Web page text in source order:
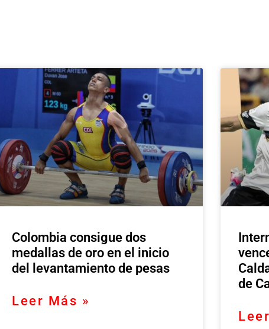
Colombia consigue dos
medallas de oro en el inicio
del levantamiento de pesas
Leer Más »
de